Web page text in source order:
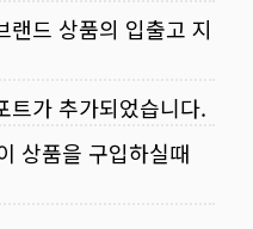
랜드 상품의 입출고 지
트가 추가되었습니다.
상품을 구입하실때